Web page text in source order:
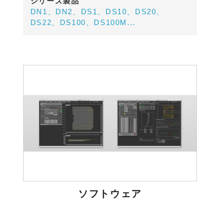
DN1、DN2、DS1、DS10、DS20、
DS22、DS100、DS100M...
ソフトウェア